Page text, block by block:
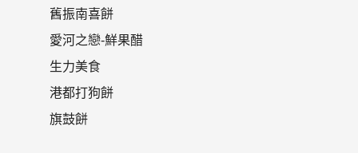
舊振南喜餅
愛河之戀-鮮果醋
生力美食
港都打狗餅
旗鼓餅